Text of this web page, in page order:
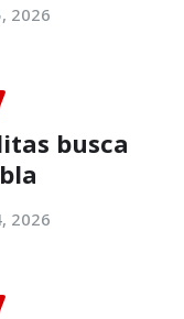
2026
busca
2026